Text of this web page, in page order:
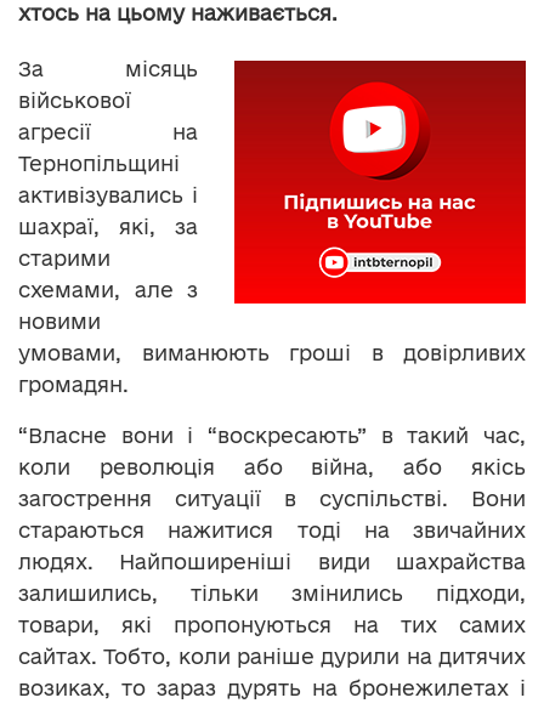
хтось на цьому наживається.
За місяць
військової
агресії на
Тернопільщині
активізувались і
шахраї, які, за
старими
схемами, але з
новими
умовами, виманюють гроші в довірливих
громадян.
“Власне вони і “воскресають” в такий час,
коли революція або війна, або якісь
загострення ситуації в суспільстві. Вони
стараються нажитися тоді на звичайних
людях. Найпоширеніші види шахрайства
залишились, тільки змінились підходи,
товари, які пропонуються на тих самих
сайтах. Тобто, коли раніше дурили на дитячих
возиках, то зараз дурять на бронежилетах і